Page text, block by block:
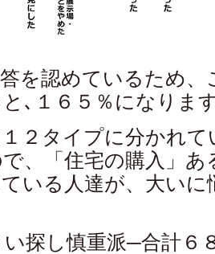
答を認めているため
､１６５％になりま
２タイプに分かれて
、「住宅の購入」あ
いる人達が、大い
い探し慎重派─合計６